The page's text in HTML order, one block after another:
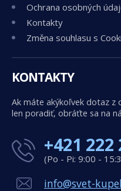
Ochrana osobných
Kontakty
Změna souhlasu s
KONTAKTY
Ak máte akýkoľvek dotaz z
len poradiť, obráťte sa na
+421 222
(Po - Pi: 9:00 -
info@svet-